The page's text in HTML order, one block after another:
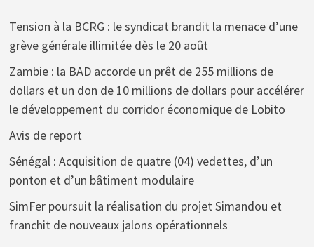
Tension à la BCRG : le syndicat brandit la menace d’une
grève générale illimitée dès le 20 août
Zambie : la BAD accorde un prêt de 255 millions de
dollars et un don de 10 millions de dollars pour accélérer
le développement du corridor économique de Lobito
Avis de report
Sénégal : Acquisition de quatre (04) vedettes, d’un
ponton et d’un bâtiment modulaire
SimFer poursuit la réalisation du projet Simandou et
franchit de nouveaux jalons opérationnels